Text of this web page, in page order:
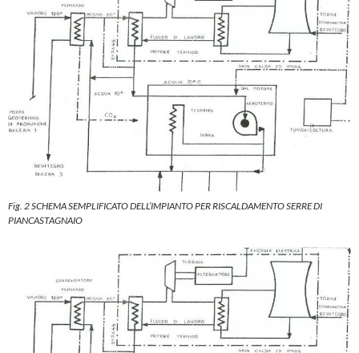
Fig. 2 SCHEMA SEMPLIFICATO DELL’IMPIANTO PER RISCALDAMENTO SERRE DI
PIANCASTAGNAIO